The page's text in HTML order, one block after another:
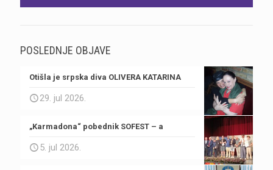
POSLEDNJE OBJAVE
Otišla je srpska diva OLIVERA KATARINA
29. jul 2026.
„Karmadona“ pobednik SOFEST – a
5. jul 2026.